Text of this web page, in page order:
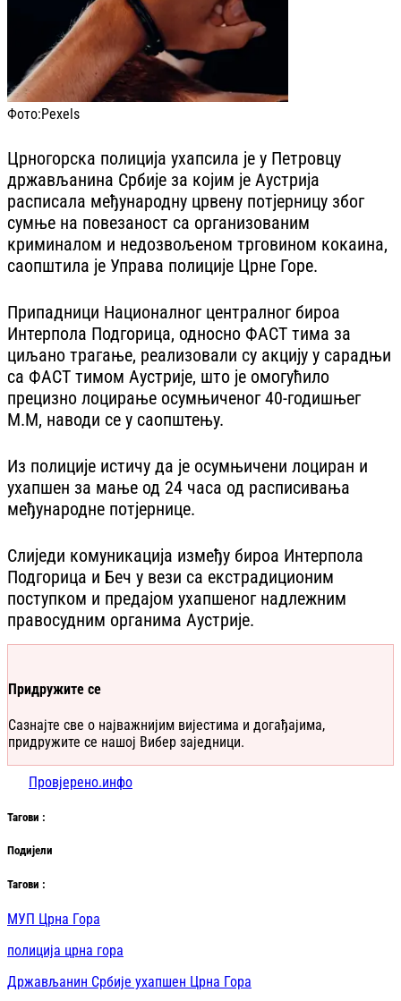
Фото:Pexels
Црногорска полиција ухапсила је у Петровцу
држављанина Србије за којим је Аустрија
расписала међународну црвену потјерницу због
сумње на повезаност са организованим
криминалом и недозвољеном трговином кокаина,
саопштила је Управа полиције Црне Горе.
Припадници Националног централног бироа
Интерпола Подгорица, односно ФАСТ тима за
циљано трагање, реализовали су акцију у сарадњи
са ФАСТ тимом Аустрије, што је омогућило
прецизно лоцирање осумњиченог 40-годишњег
М.М, наводи се у саопштењу.
Из полиције истичу да је осумњичени лоциран и
ухапшен за мање од 24 часа од расписивања
међународне потјернице.
Слиједи комуникација између бироа Интерпола
Подгорица и Беч у вези са екстрадиционим
поступком и предајом ухапшеног надлежним
правосудним органима Аустрије.
Придружите се
Сазнајте све о најважнијим вијестима и догађајима,
придружите се нашој Вибер заједници.
Провјерено.инфо
Тагови :
Подијели
Тагови :
МУП Црна Гора
полиција црна гора
Држављанин Србије ухапшен Црна Гора